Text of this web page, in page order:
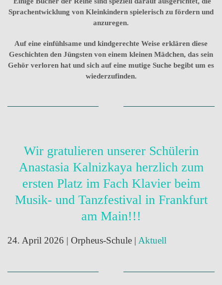
Sprachentwicklung von Kleinkindern spielerisch zu fördern und
anzuregen.
Auf eine einfühlsame und kindgerechte Weise erklären diese
Geschichten den Jüngsten von einem kleinen Mädchen, das sein
Gehör verloren hat und sich auf eine mutige Suche begibt um es
wiederzufinden.
Wir gratulieren unserer Schülerin
Anastasia Kalnizkaya herzlich zum
ersten Platz im Fach Klavier beim
Musik- und Tanzfestival in Frankfurt
am Main!!!
24. April 2026 | Orpheus-Schule | Aktuell